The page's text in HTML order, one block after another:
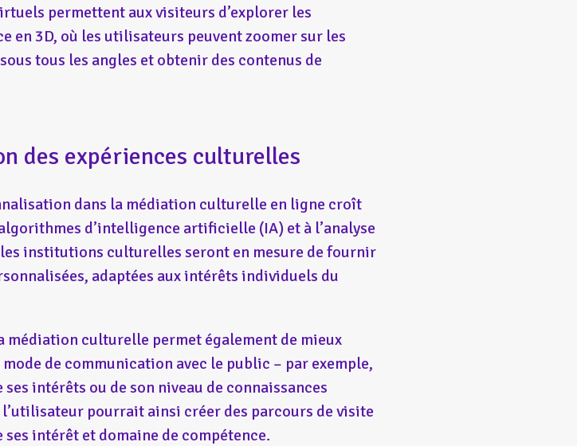
permettent aux visiteurs d’explorer les
en 3D, où les utilisateurs peuvent zoomer sur les
tous les angles et obtenir des contenus de
des expériences culturelles
dans la médiation culturelle en ligne croît
d’intelligence artificielle (IA) et à l’analyse
institutions culturelles seront en mesure de fournir
adaptées aux intérêts individuels du
médiation culturelle permet également de mieux
de communication avec le public – par exemple,
intérêts ou de son niveau de connaissances
pourrait ainsi créer des parcours de visite
intérêt et domaine de compétence.